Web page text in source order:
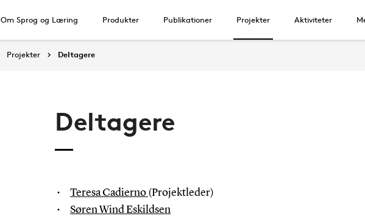
Om Sprog og Læring Produkter Publikationer Projekter Aktiviteter
Projekter Deltagere
Deltagere
Teresa Cadierno (Projektleder)
Søren Wind Eskildsen